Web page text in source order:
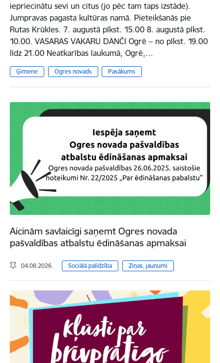
iepriecinātu sevi un citus (jo pēc tam taps izstāde).
Jumpravas pagasta kultūras namā. Pieteikšanās pie
Rutas Krūkles. 7. augustā plkst. 15.00 8. augustā plkst.
10.00. VASARAS VAKARU DANČI Ogrē – no plkst. 19.00
līdz 21.00 Neatkarības laukumā, Ogrē,…
Ģimene Ogres novads Pasākums
Aicinām savlaicīgi saņemt Ogres novada
pašvaldības atbalstu ēdināšanas apmaksai
04.08.2026. Sociālā palīdzība Ziņas, jaunumi